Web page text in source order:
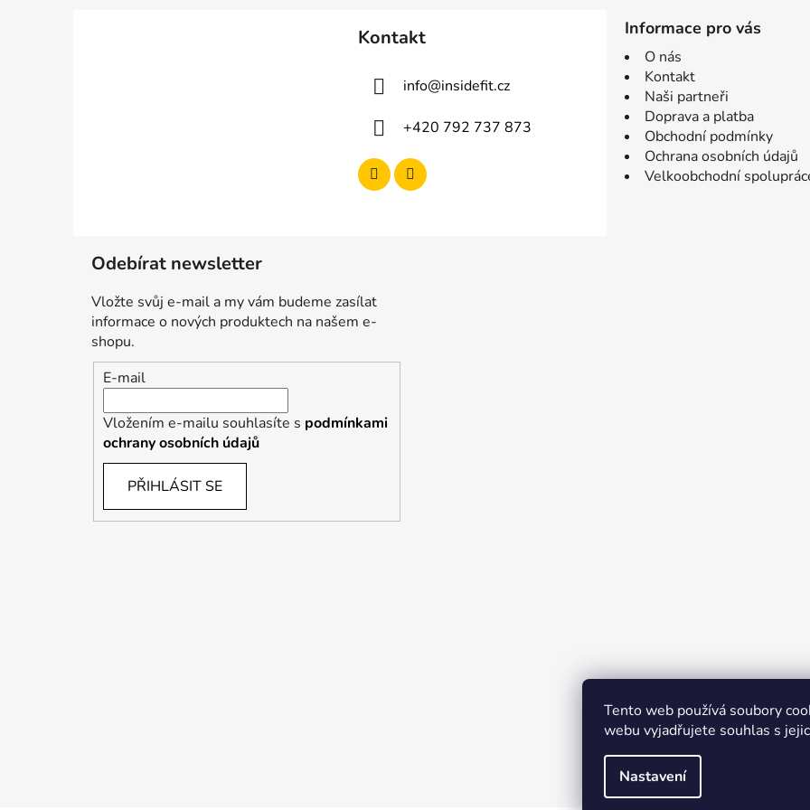
Tento web používá soubory
webu vyjadřujete souhlas s
Nastavení
Kontakt
info@insidefit.cz
+420 792 737 873
Informace pro vás
O nás
Kontakt
Naši partneři
Doprava a platba
Obchodní podmínky
Ochrana osobních údajů
Velkoobchodní
Odebírat newsletter
Vložte svůj e-mail a my vám budeme zasílat
informace o nových produktech na našem e-
shopu.
E-mail
Vložením e-mailu souhlasíte s podmínkami
ochrany osobních údajů
PŘIHLÁSIT SE